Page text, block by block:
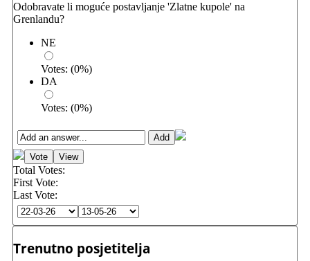
Odobravate li moguće postavljanje 'Zlatne kupole' na
Grenlandu?
NE
Votes: (0%)
DA
Votes: (0%)
Total Votes:
First Vote:
Last Vote:
Trenutno posjetitelja